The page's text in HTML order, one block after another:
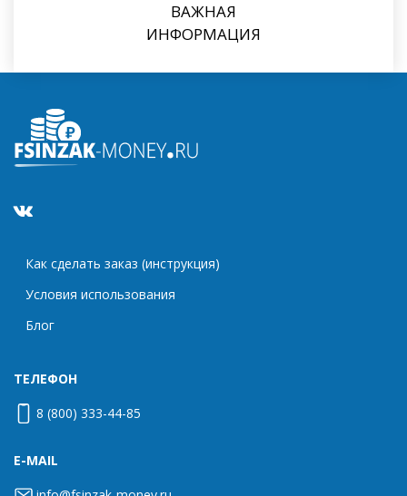
ВАЖНАЯ
ИНФОРМАЦИЯ
Как сделать заказ (инструкция)
Условия использования
Блог
ТЕЛЕФОН
8 (800) 333-44-85
E-MAIL